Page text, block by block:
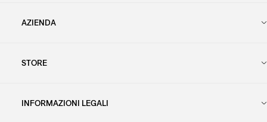
AZIENDA
STORE
INFORMAZIONI LEGALI